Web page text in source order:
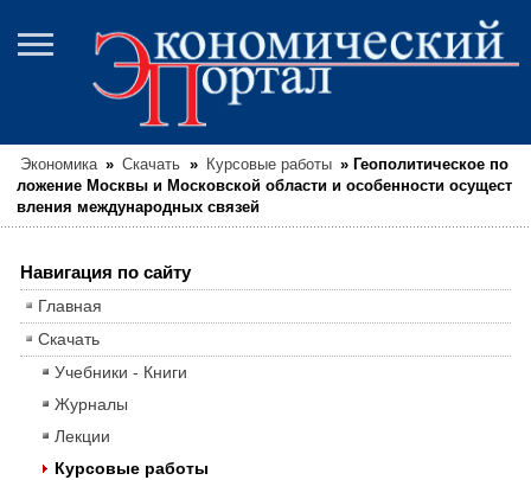
Экономика » Скачать » Курсовые работы » Геополитическое по
ложение Москвы и Московской области и особенности осущест
вления международных связей
Навигация по сайту
Главная
Скачать
Учебники - Книги
Журналы
Лекции
Курсовые работы